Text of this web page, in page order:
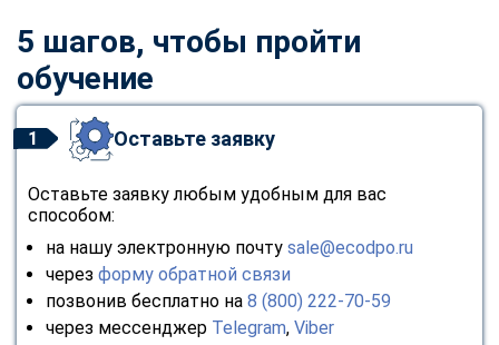
5 шагов, чтобы пройти
обучение
1 Оставьте заявку
Оставьте заявку любым удобным для вас
способом:
на нашу электронную почту sale@ecodpo.ru
через форму обратной связи
позвонив бесплатно на 8 (800) 222-70-59
через мессенджер Telegram, Viber